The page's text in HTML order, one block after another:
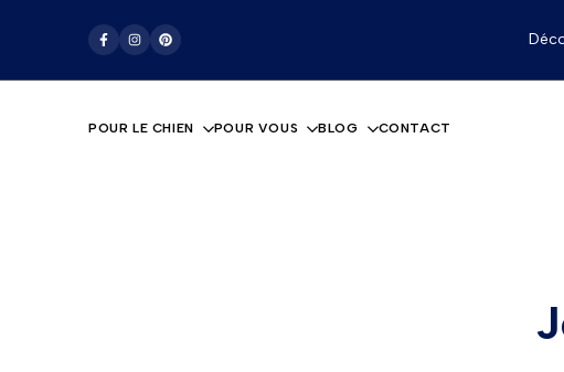
Facebook
Instagram
Pinterest
La boutique pour les amoureux des chiens
POUR LE CHIEN POUR VOUS BLOG CONTACT